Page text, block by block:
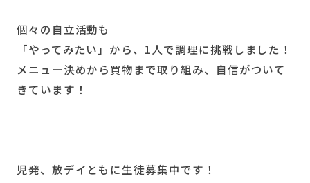
個々の自立活動も
「やってみたい」から、1人で調理に挑戦しました！
メニュー決めから買物まで取り組み、自信がついて
きています！
児発、放デイともに生徒募集中です！